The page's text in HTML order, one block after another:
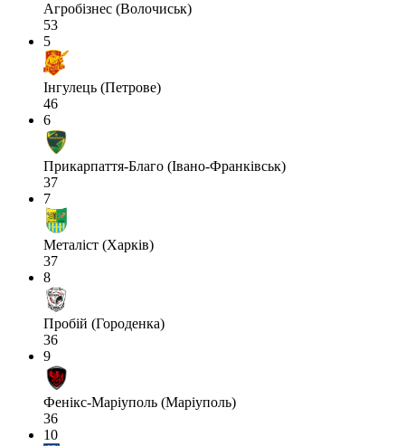
Агробізнес (Волочиськ)
53
5
Інгулець (Петрове)
46
6
Прикарпаття-Благо (Івано-Франківськ)
37
7
Металіст (Харків)
37
8
Пробій (Городенка)
36
9
Фенікс-Маріуполь (Маріуполь)
36
10